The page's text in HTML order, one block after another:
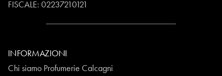
FISCALE: 02237210121
INFORMAZIONI
Chi siamo Profumerie Calcagni